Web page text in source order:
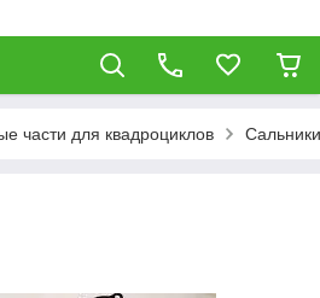
части для квадроциклов